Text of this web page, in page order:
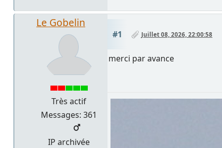
Le Gobelin
Très actif
Messages: 361
IP archivée
#1 Juillet 08, 2026, 22:00:58
merci par avance